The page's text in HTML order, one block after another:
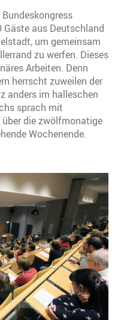
aus Deutschland
um gemeinsam
zu werfen. Dieses
Arbeiten. Denn
herrscht zuweilen der
anders im halleschen
sprach mit
über die zwölfmonatige
Wochenende.